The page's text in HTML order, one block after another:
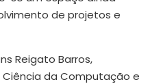
de projetos e
Reigato Barros,
da Computação e